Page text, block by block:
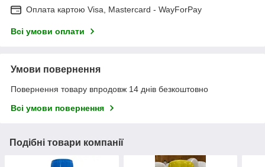
Оплата картою Visa, Mastercard - WayForPay
Всі умови оплати
Умови повернення
Повернення товару впродовж 14 днів безкоштовно
Всі умови повернення
Подібні товари компанії